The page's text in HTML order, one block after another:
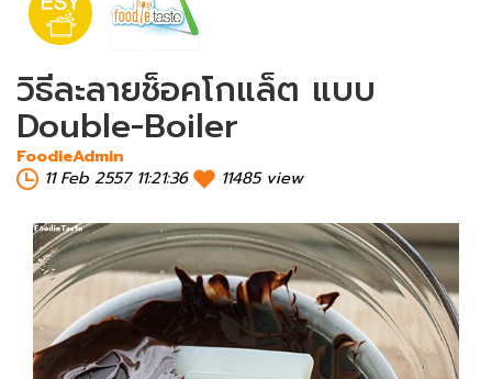
วิธีละลายช็อคโกแล็ต แบบ
Double-Boiler
FoodieAdmin
11 Feb 2557 11:21:36
11485 view